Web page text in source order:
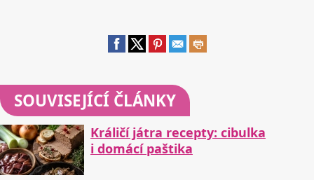
SOUVISEJÍCÍ ČLÁNKY
Králičí játra recepty: cibulka
i domácí paštika